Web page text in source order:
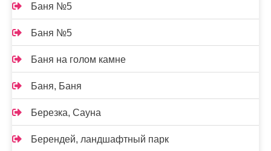
Баня №5
Баня №5
Баня на голом камне
Баня, Баня
Березка, Сауна
Берендей, ландшафтный парк